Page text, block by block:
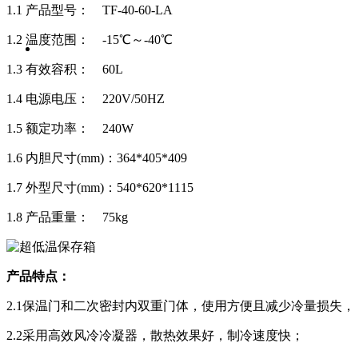
1.1 产品型号： TF-40-60-LA
1.2 温度范围： -15℃～-40℃
1.3 有效容积： 60L
1.4 电源电压： 220V/50HZ
1.5 额定功率： 240W
1.6 内胆尺寸(mm)：364*405*409
1.7 外型尺寸(mm)：540*620*1115
1.8 产品重量： 75kg
产品特点：
2.1保温门和二次密封内双重门体，使用方便且减少冷量损失
2.2采用高效风冷冷凝器，散热效果好，制冷速度快；